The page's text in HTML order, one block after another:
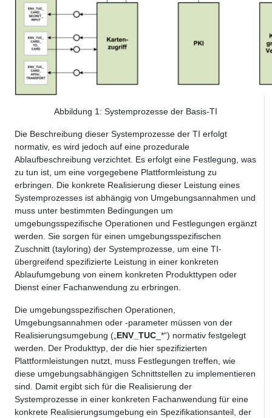
Abbildung 1 : Systemprozesse der Basis-TI
Die Beschreibung dieser Systemprozesse der TI erfolgt
normativ, es wird jedoch auf eine prozedurale
Ablaufbeschreibung verzichtet. Es erfolgt eine Festlegung, was
zu tun ist, um eine vorgegebene Plattformleistung zu
erbringen. Die konkrete Realisierung dieser Leistung eines
Systemprozesses ist abhängig von Umgebungsannahmen und
muss unter bestimmten Bedingungen um
umgebungsspezifische Operationen und Festlegungen ergänzt
werden. Sie sorgen für einen umgebungsspezifischen
Zuschnitt (tayloring) der Systemprozesse, um eine TI-
übergreifend spezifizierte Leistung in einer konkreten
Ablaufumgebung von einem konkreten Produkttypen oder
Dienst einer Fachanwendung zu erbringen.
Die umgebungsspezifischen Operationen,
Umgebungsannahmen oder -parameter müssen von der
Realisierungsumgebung („ ENV_TUC _*“) normativ festgelegt
werden. Der Produkttyp, der die hier spezifizierten
Plattformleistungen nutzt, muss Festlegungen treffen, wie
diese umgebungsabhängigen Schnittstellen zu implementieren
sind. Damit ergibt sich für die Realisierung der
Systemprozesse in einer konkreten Fachanwendung für eine
konkrete Realisierungsumgebung ein Spezifikationsanteil, der